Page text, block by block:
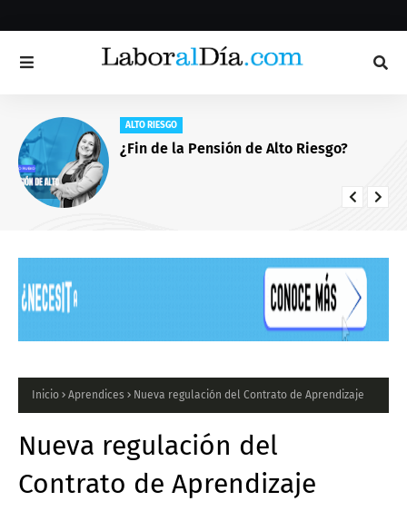
ALTO RIESGO
¿Fin de la Pensión de Alto Riesgo?
Inicio Aprendices Nueva regulación del Contrato de Aprendizaje
Nueva regulación del
Contrato de Aprendizaje